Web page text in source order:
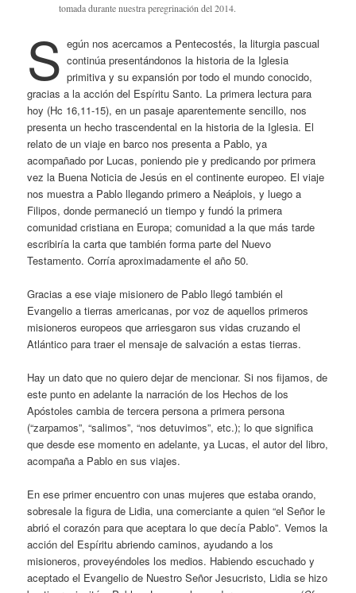
tomada durante nuestra peregrinación del 2014.
S egún nos acercamos a Pentecostés, la liturgia pascual
continúa presentándonos la historia de la Iglesia
primitiva y su expansión por todo el mundo conocido,
gracias a la acción del Espíritu Santo. La primera lectura para
hoy (Hc 16,11-15), en un pasaje aparentemente sencillo, nos
presenta un hecho trascendental en la historia de la Iglesia. El
relato de un viaje en barco nos presenta a Pablo, ya
acompañado por Lucas, poniendo pie y predicando por primera
vez la Buena Noticia de Jesús en el continente europeo. El viaje
nos muestra a Pablo llegando primero a Neáplois, y luego a
Filipos, donde permaneció un tiempo y fundó la primera
comunidad cristiana en Europa; comunidad a la que más tarde
escribiría la carta que también forma parte del Nuevo
Testamento. Corría aproximadamente el año 50.
Gracias a ese viaje misionero de Pablo llegó también el
Evangelio a tierras americanas, por voz de aquellos primeros
misioneros europeos que arriesgaron sus vidas cruzando el
Atlántico para traer el mensaje de salvación a estas tierras.
Hay un dato que no quiero dejar de mencionar. Si nos fijamos, de
este punto en adelante la narración de los Hechos de los
Apóstoles cambia de tercera persona a primera persona
(“zarpamos”, “salimos”, “nos detuvimos”, etc.); lo que significa
que desde ese momento en adelante, ya Lucas, el autor del libro,
acompaña a Pablo en sus viajes.
En ese primer encuentro con unas mujeres que estaba orando,
sobresale la figura de Lidia, una comerciante a quien “el Señor le
abrió el corazón para que aceptara lo que decía Pablo”. Vemos la
acción del Espíritu abriendo caminos, ayudando a los
misioneros, proveyéndoles los medios. Habiendo escuchado y
aceptado el Evangelio de Nuestro Señor Jesucristo, Lidia se hizo